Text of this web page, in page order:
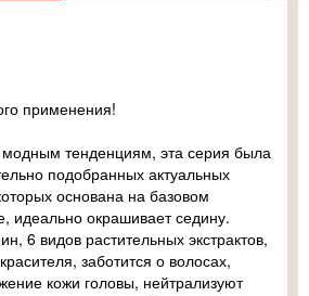
применения!
тенденциям, эта серия была
подобранных актуальных
основана на базовом
идеально окрашивает седину.
6 видов растительных экстрактов,
заботится о волосах,
кожи головы, нейтрализуют